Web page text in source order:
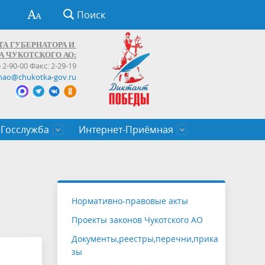
Поиск
ГУБЕРНАТОРА И
ЧУКОТСКОГО АО:
2-90-00 Факс: 2-29-19
gov.ru
Госслужба
служащих Чукотского автономного
Интернет-Приёмная
Нормативно-правовые акты
Проекты законов Чукотского АО
Документы,реестры,перечни,прика
зы